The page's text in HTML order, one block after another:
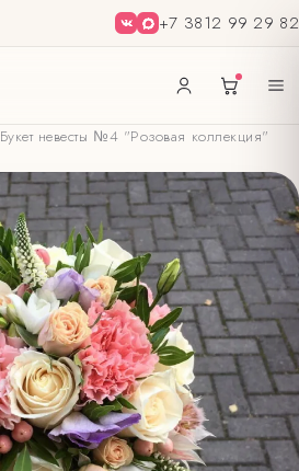
+7 3812 99 29 82
Букет невесты №4 "Розовая коллекция"